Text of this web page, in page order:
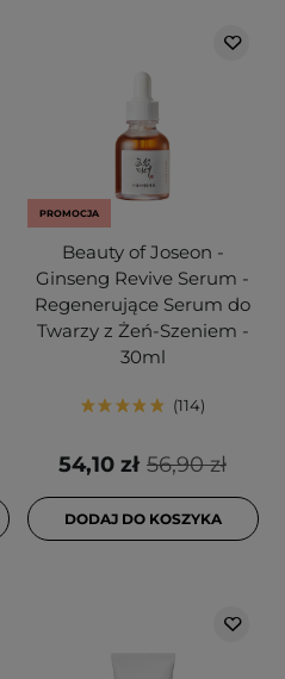
PROMOCJA
Beauty of Joseon -
Ginseng Revive Serum -
Regenerujące Serum do
Twarzy z Żeń-Szeniem -
30ml
114
56,90 zł
54,10 zł
DODAJ DO KOSZYKA